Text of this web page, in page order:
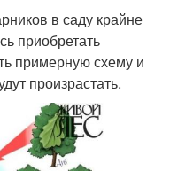
Соседи для сливы
в саду крайне
приобретать
примерную схему и
произрастать.